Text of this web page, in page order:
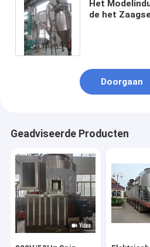
Het
de het
Doorgaan
Geadviseerde Producten